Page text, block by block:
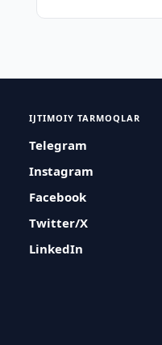
IJTIMOIY TARMOQLAR
Telegram
Instagram
Facebook
Twitter/X
LinkedIn